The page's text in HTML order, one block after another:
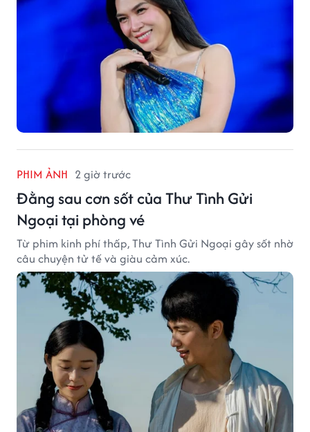
PHIM ẢNH 2 giờ trước
Đằng sau cơn sốt của Thư Tình Gửi
Ngoại tại phòng vé
Từ phim kinh phí thấp, Thư Tình Gửi Ngoại gây sốt nhờ
câu chuyện tử tế và giàu cảm xúc.